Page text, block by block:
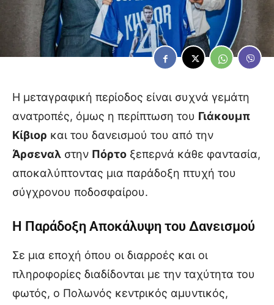
Η μεταγραφική περίοδος είναι συχνά γεμάτη
ανατροπές, όμως η περίπτωση του Γιάκουμπ
Κίβιορ και του δανεισμού του από την
Άρσεναλ στην Πόρτο ξεπερνά κάθε φαντασία,
αποκαλύπτοντας μια παράδοξη πτυχή του
σύγχρονου ποδοσφαίρου.
Η Παράδοξη Αποκάλυψη του Δανεισμού
Σε μια εποχή όπου οι διαρροές και οι
πληροφορίες διαδίδονται με την ταχύτητα του
φωτός, ο Πολωνός κεντρικός αμυντικός,